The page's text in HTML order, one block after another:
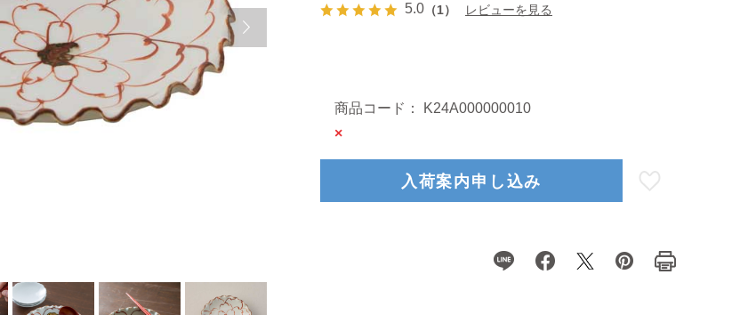
Next
5.0 （1） レビューを見る
商品コード：
K24A000000010
×
入荷案内申し込み